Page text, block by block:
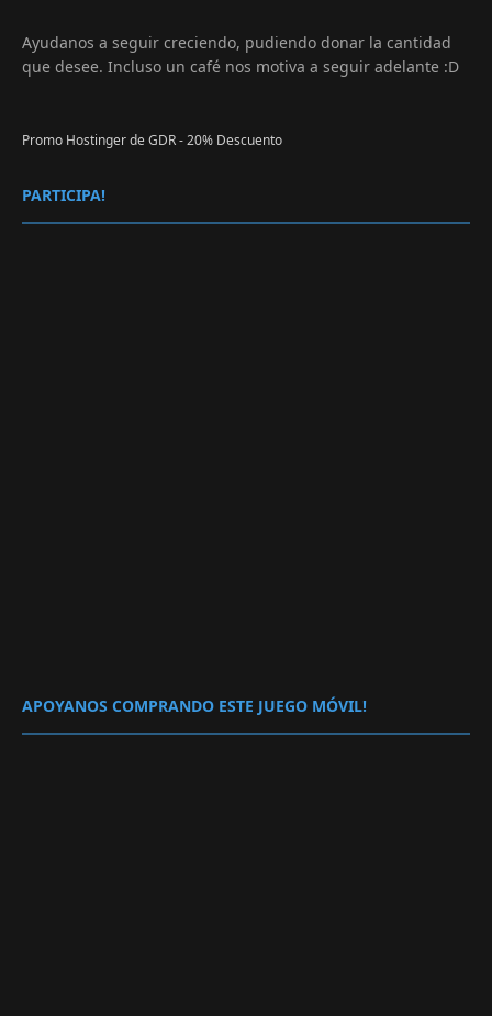
Ayudanos a seguir creciendo, pudiendo donar la cantidad
que desee. Incluso un café nos motiva a seguir adelante :D
Promo Hostinger de GDR - 20% Descuento
PARTICIPA!
APOYANOS COMPRANDO ESTE JUEGO MÓVIL!